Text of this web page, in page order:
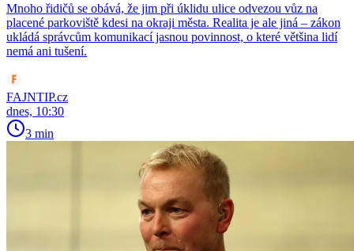
Mnoho řidičů se obává, že jim při úklidu ulice odvezou vůz na
placené parkoviště kdesi na okraji města. Realita je ale jiná – zákon
ukládá správcům komunikací jasnou povinnost, o které většina lidí
nemá ani tušení.
FAJNTIP.cz
dnes, 10:30
3 min